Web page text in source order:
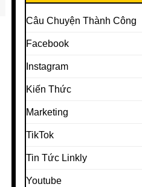
Câu Chuyện Thành Công
Facebook
Instagram
Kiến Thức
Marketing
TikTok
Tin Tức Linkly
Youtube